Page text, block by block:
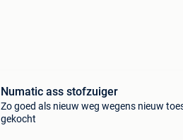
Numatic ass stofzuiger
Zo goed als nieuw weg wegens nieuw
gekocht